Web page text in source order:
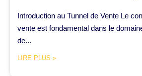
Introduction au Tunnel de Vente Le
vente est fondamental dans le
de...
LIRE PLUS »